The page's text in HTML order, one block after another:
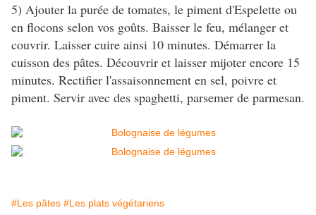
5) Ajouter la purée de tomates, le piment d'Espelette ou
en flocons selon vos goûts. Baisser le feu, mélanger et
couvrir. Laisser cuire ainsi 10 minutes. Démarrer la
cuisson des pâtes. Découvrir et laisser mijoter encore 15
minutes. Rectifier l'assaisonnement en sel, poivre et
piment. Servir avec des spaghetti, parsemer de parmesan.
#Les pâtes #Les plats végétariens